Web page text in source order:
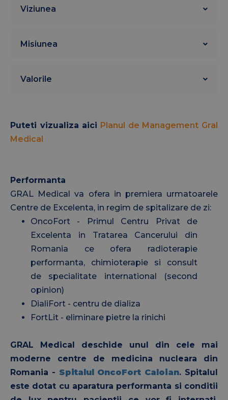
OncoFort Craiova, Spitalul OncoFort Pitesti si
OncoFort Caloian
, cu cele 2 sectii (realizarea
asistente.
Viziunea
Misiunea
Valorile
Puteti vizualiza aici Planul de Management Gral
Medical
Performanta
GRAL Medical va ofera in premiera urmatoarele
Centre de Excelenta, in regim de spitalizare de zi:
OncoFort - Primul Centru Privat de
Excelenta in Tratarea Cancerului din
Romania ce ofera radioterapie
performanta, chimioterapie si consult
de specialitate international (second
opinion)
DialiFort - centru de dializa
FortLit - eliminare pietre la rinichi
GRAL Medical deschide unul din cele mai
moderne centre de medicina nucleara din
Romania - Spitalul OncoFort Caloian. Spitalul
este dotat cu aparatura performanta si conditii